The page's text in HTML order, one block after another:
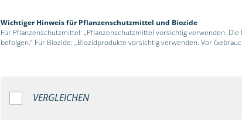
Wichtiger Hinweis für Pflanzenschutzmittel und Biozide
Für Pflanzenschutzmittel: „Pflanzenschutzmittel vorsichtig verwenden.
befolgen.“ Für Biozide: „Biozidprodukte vorsichtig verwenden. Vor
VERGLEICHEN